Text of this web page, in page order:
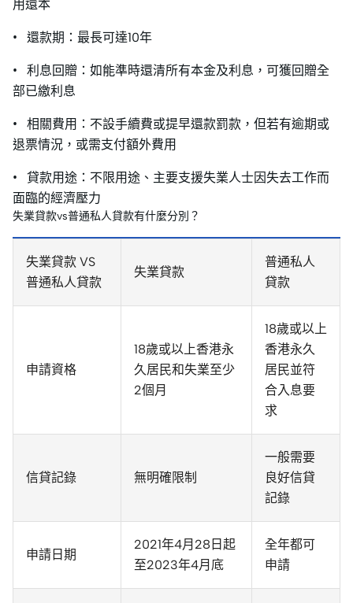
用還本
• 還款期：最長可達10年
• 利息回贈：如能準時還清所有本金及利息，可獲回贈全
部已繳利息
• 相關費用：不設手續費或提早還款罰款，但若有逾期或
退票情況，或需支付額外費用
• 貸款用途：不限用途、主要支援失業人士因失去工作而
面臨的經濟壓力
失業貸款vs普通私人貸款有什麼分別？
失業貸款 VS
普通私人貸款
失業貸款
普通私人
貸款
申請資格
18歲或以上香港永
久居民和失業至少
2個月
18歲或以上
香港永久
居民並符
合入息要
求
信貸記錄 無明確限制
一般需要
良好信貸
記錄
申請日期
2021年4月28日起
至2023年4月底
全年都可
申請